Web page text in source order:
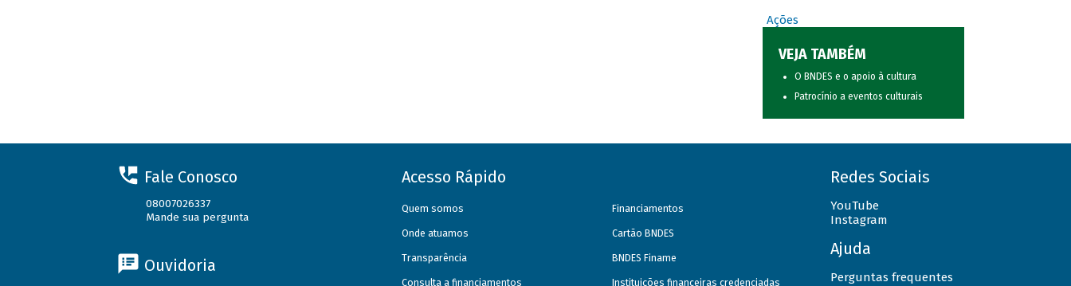
Ações
VEJA TAMBÉM
O BNDES e o apoio à cultura
Patrocínio a eventos culturais
Fale Conosco
08007026337
Mande sua pergunta
Ouvidoria
Acesso Rápido
Quem somos
Onde atuamos
Transparência
Consulta a financiamentos
Financiamentos
Cartão BNDES
BNDES Finame
Instituições financeiras credenciadas
Redes Sociais
YouTube
Instagram
Ajuda
Perguntas frequentes